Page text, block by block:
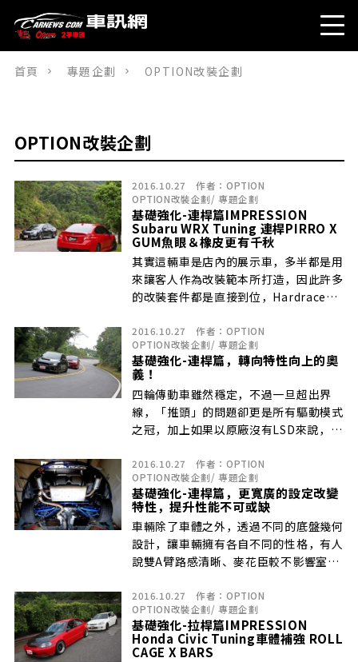
首頁 專題企劃 OPTION改裝企劃
OPTION改裝企劃
2016.10.27 作者： OPTION
OPTION改裝企劃/專題企劃
基礎強化-連桿篇IMPRESSION
Subaru WRX Tuning 連桿PIRRO X
GUM魚眼＆橡皮更有千秋
其實這輛車是店內的展示車，多半都是用
來讓客人作為改裝範本所打造，因此許多
的改裝套件都是直接到位，Hardrace可
改變了許多特性，除了可擁有更方便的調
整外，魚眼底盤
2016.10.27 作者： OPTION
OPTION改裝企劃/專題企劃
基礎強化-連桿篇，轉向特性向上的奧
義！
四輪傳動車雖然穩定，不過一旦超出界
線，「推頭」的問題卻更是所有驅動模式
之冠，加上如果以原廠沒有LSD來說，其
慢，因此無論是從過去的GC時代到現在
的VA時代，後連桿
2016.10.27 作者： OPTION
OPTION改裝企劃/專題企劃
基礎強化-連桿篇，更寬廣的設定改變
特性，提升性能不可或缺
車輛除了車體之外，透過不同的底盤幾何
設計，讓車輛擁有各自不同的性格，有人
說雙A臂路感清晰、麥花臣較不影響室內
之一的考量，但絕大多數人都有成本考
量，因此我們只能盡量的將現實與
2016.10.27 作者： OPTION
OPTION改裝企劃/專題企劃
基礎強化-拉桿篇IMPRESSION
Honda Civic Tuning車體補強 ROLL
CAGE X BARS